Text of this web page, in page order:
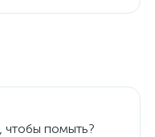
чтобы помыть?